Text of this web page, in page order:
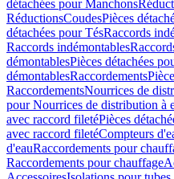
détachées pour Manchons
RéductionsCoudesPièces
détachées pour TésRaccords
Raccords indémontables
démontablesPièces détachées
démontablesRaccordements
RaccordementsNourrices de
pour Nourrices de distribution à
avec raccord filetéPièces
avec raccord filetéCompteurs
d'eauRaccordements pour
Raccordements pour chauffage